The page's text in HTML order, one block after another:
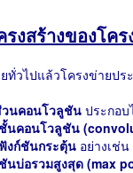
รงสร้างของโค
ทั่วไปแล้วโครงข่ายป
นคอนโวลูชัน ประกอบ
ชั้นคอนโวลูชัน
ฟังก์ชันกระตุ้น อย่างเช่น
ชันบ่อรวมสูงสุด (max